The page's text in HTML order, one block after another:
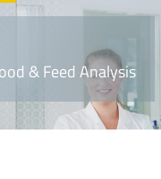
& Feed Analysis